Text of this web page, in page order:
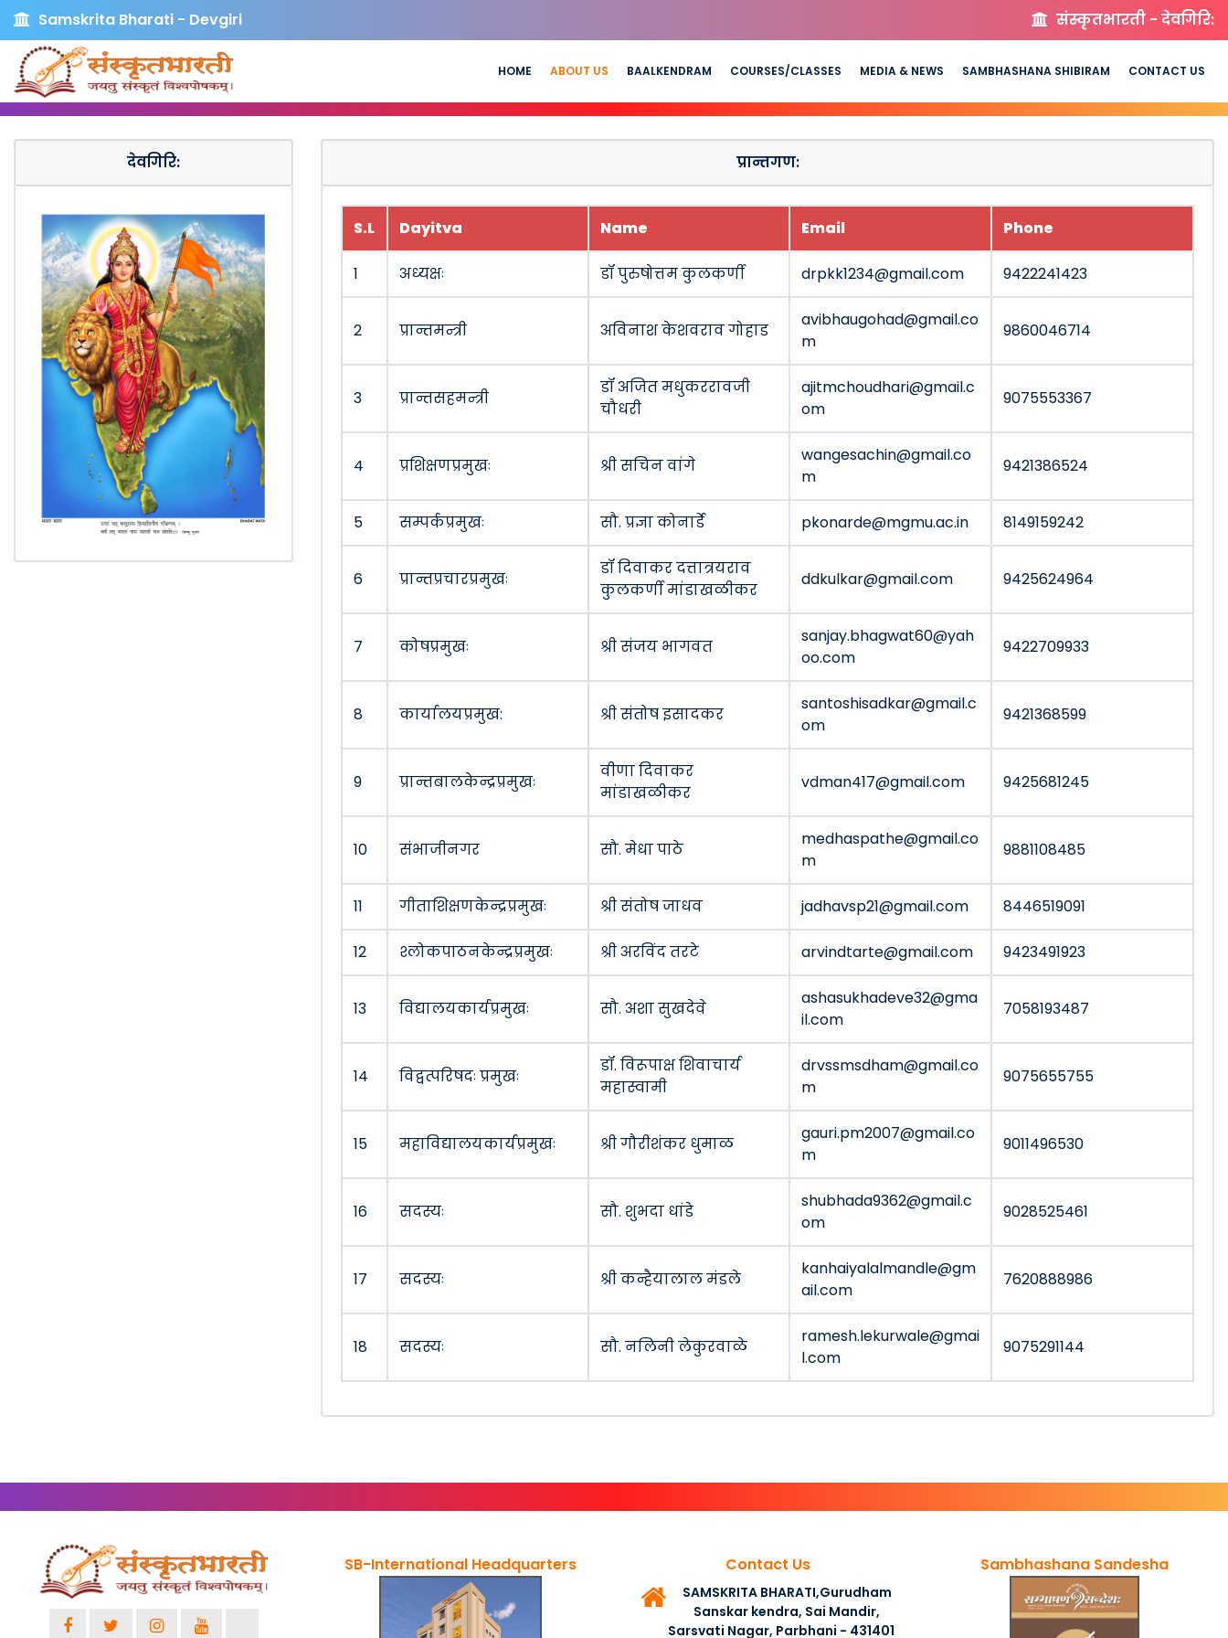
Samskrita Bharati - Devgiri संस्कृतभारती - देवगिरि:
HOME ABOUT US BAALKENDRAM COURSES/CLASSES MEDIA & NEWS SAMBHASHANA SHIBIRAM CONTACT US
देवगिरि: प्रान्तगण:
S.L Dayitva Name Email Phone
1 अध्यक्षः डॉ पुरुषोत्तम कुलकर्णी drpkk1234@gmail.com 9422241423
2 प्रान्तमन्त्री अविनाश केशवराव गोहाड
avibhaugohad@gmail.co
m
9860046714
3 प्रान्तसहमन्त्री
डॉ अजित मधुकररावजी
चौधरी
ajitmchoudhari@gmail.c
om
9075553367
4 प्रशिक्षणप्रमुखः श्री सचिन वांगे
wangesachin@gmail.co
m
9421386524
5 सम्पर्कप्रमुखः सौ. प्रज्ञा कोनार्डे pkonarde@mgmu.ac.in 8149159242
6 प्रान्तप्रचारप्रमुखः
डॉ दिवाकर दत्तात्रयराव
कुलकर्णी मांडाखळीकर
ddkulkar@gmail.com 9425624964
7 कोषप्रमुखः श्री संजय भागवत
sanjay.bhagwat60@yah
oo.com
9422709933
8 कार्यालयप्रमुख: श्री संतोष इसादकर
santoshisadkar@gmail.c
om
9421368599
9 प्रान्तबालकेन्द्रप्रमुखः
वीणा दिवाकर
मांडाखळीकर
vdman417@gmail.com 9425681245
10 संभाजीनगर सौ. मेधा पाठे
medhaspathe@gmail.co
m
9881108485
11 गीताशिक्षणकेन्द्रप्रमुखः श्री संतोष जाधव jadhavsp21@gmail.com 8446519091
12 श्लोकपाठनकेन्द्रप्रमुखः श्री अरविंद तरटे arvindtarte@gmail.com 9423491923
13 विद्यालयकार्यप्रमुखः सौ. अशा सुखदेवे
ashasukhadeve32@gma
il.com
7058193487
14 विद्वत्परिषदः प्रमुखः
डॉ. विरूपाक्ष शिवाचार्य
महास्वामी
drvssmsdham@gmail.co
m
9075655755
15 महाविद्यालयकार्यप्रमुखः श्री गौरीशंकर धुमाळ
gauri.pm2007@gmail.co
m
9011496530
16 सदस्यः सौ. शुभदा धांडे
shubhada9362@gmail.c
om
9028525461
17 सदस्यः श्री कन्हैयालाल मंडले
kanhaiyalalmandle@gm
ail.com
7620888986
18 सदस्यः सौ. नलिनी लेकुरवाळे
ramesh.lekurwale@gmai
l.com
9075291144
SB-International Headquarters Contact Us
SAMSKRITA BHARATI,Gurudham
Sanskar kendra, Sai Mandir,
Sarsvati Nagar, Parbhani - 431401
Sambhashana Sandesha